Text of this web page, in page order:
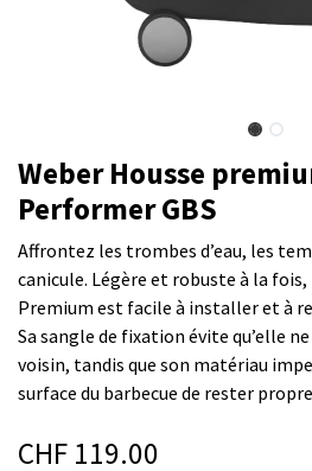
Weber Housse
Performer GBS
Affrontez les trombes d’eau, les
canicule. Légère et robuste à la fois,
Premium est facile à installer et à
Sa sangle de fixation évite qu’elle
voisin, tandis que son matériau
surface du barbecue de rester
CHF 119.00